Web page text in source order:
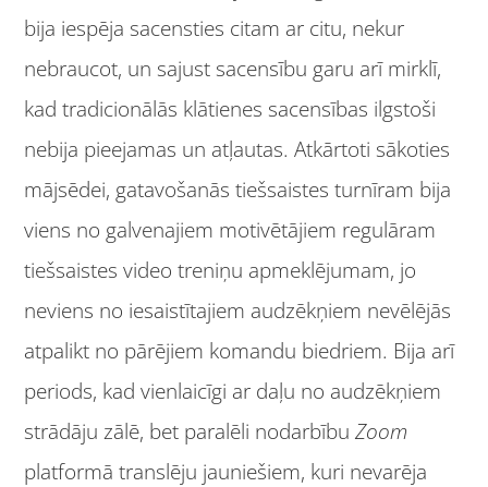
bija iespēja sacensties citam ar citu, nekur
nebraucot, un sajust sacensību garu arī mirklī,
kad tradicionālās klātienes sacensības ilgstoši
nebija pieejamas un atļautas. Atkārtoti sākoties
mājsēdei, gatavošanās tiešsaistes turnīram bija
viens no galvenajiem motivētājiem regulāram
tiešsaistes video treniņu apmeklējumam, jo
neviens no iesaistītajiem audzēkņiem nevēlējās
atpalikt no pārējiem komandu biedriem. Bija arī
periods, kad vienlaicīgi ar daļu no audzēkņiem
strādāju zālē, bet paralēli nodarbību Zoom
platformā translēju jauniešiem, kuri nevarēja